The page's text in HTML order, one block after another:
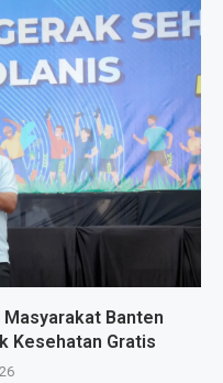
Masyarakat Banten
Kesehatan Gratis